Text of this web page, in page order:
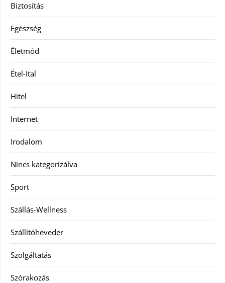
Biztosítás
Egészség
Életmód
Étel-Ital
Hitel
Internet
Irodalom
Nincs kategorizálva
Sport
Szállás-Wellness
Szállítóheveder
Szolgáltatás
Szórakozás